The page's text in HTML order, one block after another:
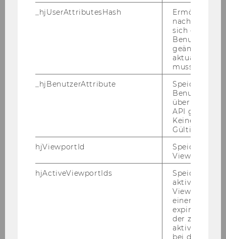
Er­wünsch­te Kennt­nis­se und Qua­li­fi­ka­tio­nen:
gute ana­ly­ti­sche Fä­hig­kei­ten, Er­fah­run­gen in
der Lehre und in Be­ar­bei­tung von For­schungs­
pro­jek­ten, EDV-​Kenntnisse, Ver­siert­heit in Eng­
Kenn­zahl: 51805
Schrift­li­che Be­wer­bun­gen mit Le­bens­lauf
und Zeug­nis­sen (Ko­pien) sind unter An­ga­be
der an­ge­führ­ten Kenn­zahl an die PER­SO­
NAL­AB­TEI­LUNG der Wirt­schafts­uni­ver­si­tät
Wien, Au­gas­se 2-6, 1090 Wien zu rich­ten.
Ende der Be­wer­bungs­frist: 14. De­zem­ber
Bitte die Kenn­zahl un­be­dingt an­füh­ren!
In­sti­tut für Bür­gerl. Recht, Handels-​
_hjUserAttributesHash
Ermöglicht
sich ein
geändert hat
aktualisiert
muss.
_hjBenutzerAttribute
Speichert
über die
API gesendet
Keine
hjViewportId
Speichert
Viewport-
hjActiveViewportIds
Speichert die
aktiven
Viewports.
einen
der zur
aktiver
bei der